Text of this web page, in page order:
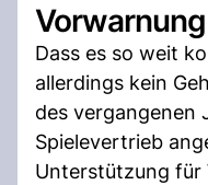
Dass es so weit
allerdings kein
des vergangenen
Spielevertrieb
Unterstützung für